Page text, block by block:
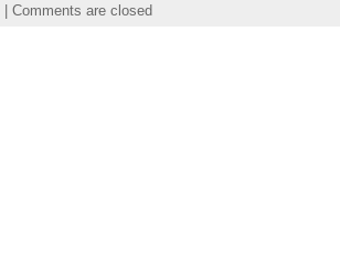
| Comments are closed